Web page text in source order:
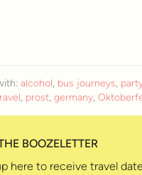
alcohol, bus journeys,
, prost, germany,
BOOZELETTER
here to receive travel